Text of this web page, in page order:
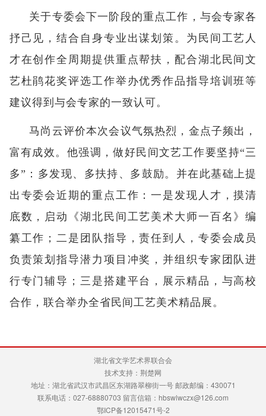
关于专委会下一阶段的重点工作，与会专家各
抒己见，结合自身专业出谋划策。为民间工艺人
才在创作全周期提供重点帮扶，配合湖北民间文
艺杜鹃花奖评选工作举办优秀作品指导培训班等
建议得到与会专家的一致认可。
马尚云评价本次会议气氛热烈，金点子频出，
富有成效。他强调，做好民间文艺工作要坚持“三
多”：多发现、多扶持、多鼓励。并在此基础上提
出专委会近期的重点工作：一是发现人才，摸清
底数，启动《湖北民间工艺美术大师一百名》编
纂工作；二是团队指导，责任到人，专委会成员
负责策划指导潜力项目冲奖，并组织专家团队进
行专门辅导；三是搭建平台，展示精品，与高校
合作，联合举办全省民间工艺美术精品展。
湖北省文学艺术界联合会
技术支持：荆楚网
地址：湖北省武汉市武昌区东湖路翠柳街一号 邮政邮编：430071
联系电话：027-68880703 留言信箱：hbswlwczx@126.com
鄂ICP备12015471号-2